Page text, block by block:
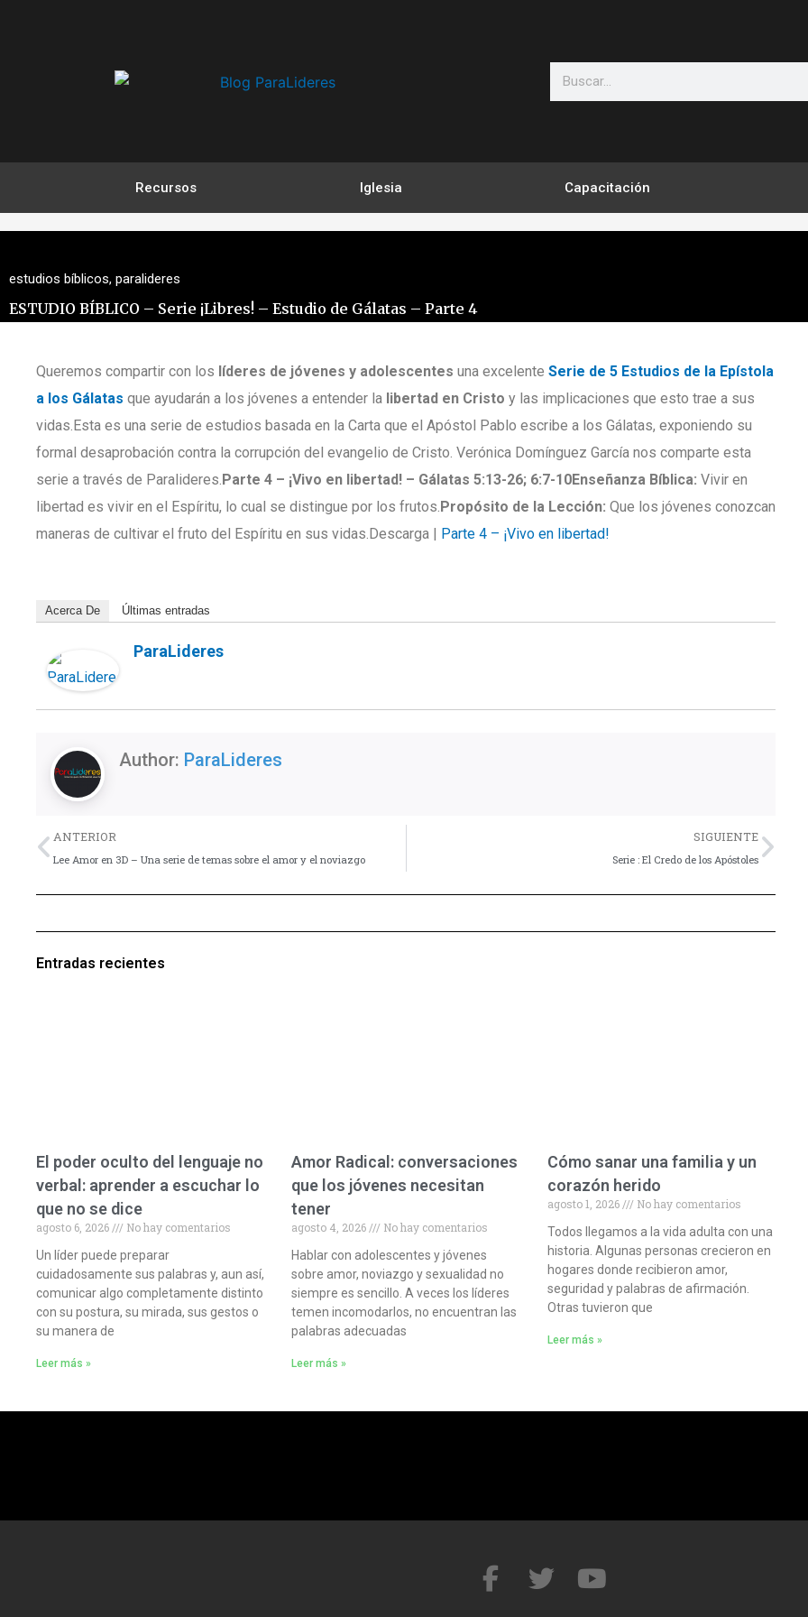
Search
Recursos Iglesia Capacitación
estudios bíblicos, paralideres
ESTUDIO BÍBLICO – Serie ¡Libres! – Estudio de Gálatas – Parte 4
Queremos compartir con los líderes de jóvenes y adolescentes una excelente Serie de 5 Estudios de la Epístola
a los Gálatas que ayudarán a los jóvenes a entender la libertad en Cristo y las implicaciones que esto trae a sus
vidas.Esta es una serie de estudios basada en la Carta que el Apóstol Pablo escribe a los Gálatas, exponiendo su
formal desaprobación contra la corrupción del evangelio de Cristo. Verónica Domínguez García nos comparte esta
serie a través de Paralideres.Parte 4 – ¡Vivo en libertad! – Gálatas 5:13-26; 6:7-10Enseñanza Bíblica: Vivir en
libertad es vivir en el Espíritu, lo cual se distingue por los frutos.Propósito de la Lección: Que los jóvenes conozcan
maneras de cultivar el fruto del Espíritu en sus vidas.Descarga | Parte 4 – ¡Vivo en libertad!
Acerca De Últimas entradas
ParaLideres
Author: ParaLideres
Previo
ANTERIOR
Lee Amor en 3D – Una serie de temas sobre el amor y el noviazgo
SIGUIENTE
Serie : El Credo de los Apóstoles
Entradas recientes
El poder oculto del lenguaje no
verbal: aprender a escuchar lo
que no se dice
agosto 6, 2026
No hay comentarios
Un líder puede preparar
cuidadosamente sus palabras y, aun así,
comunicar algo completamente distinto
con su postura, su mirada, sus gestos o
su manera de
Leer más »
Amor Radical: conversaciones
que los jóvenes necesitan
tener
agosto 4, 2026
No hay comentarios
Hablar con adolescentes y jóvenes
sobre amor, noviazgo y sexualidad no
siempre es sencillo. A veces los líderes
temen incomodarlos, no encuentran las
palabras adecuadas
Leer más »
Cómo sanar una familia y un
corazón herido
agosto 1, 2026
No hay comentarios
Todos llegamos a la vida adulta con una
historia. Algunas personas crecieron en
hogares donde recibieron amor,
seguridad y palabras de afirmación.
Otras tuvieron que
Leer más »
F
T
Y